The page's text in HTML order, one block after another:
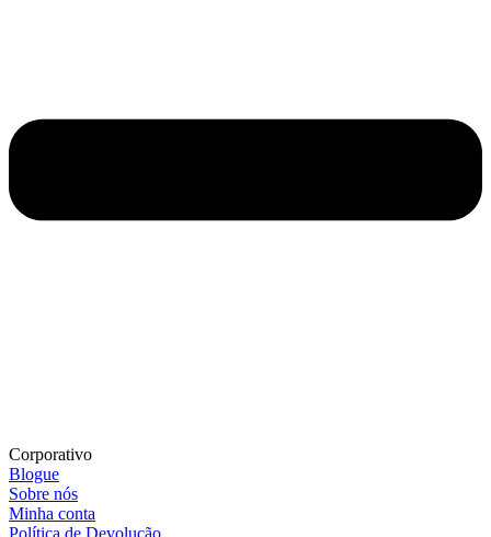
Corporativo
Blogue
Sobre nós
Minha conta
Política de Devolução